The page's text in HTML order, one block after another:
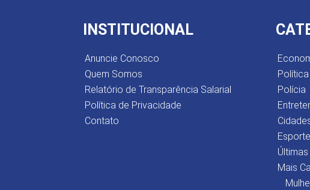
INSTITUCIONAL
Anuncie Conosco
Quem Somos
Relatório de Transparência Salarial
Política de Privacidade
Contato
Política
Polícia
Mais